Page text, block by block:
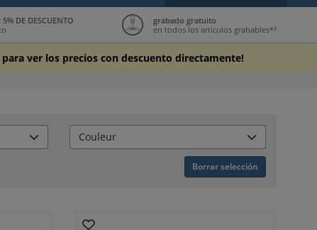
DE DESCUENTO
grabado gratuito
en todos los artículos grabables*³
para ver los precios con descuento directamente!
Couleur
Borrar selección